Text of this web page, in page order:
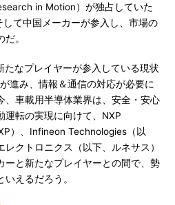
in Motion）が独占していた
て中国メーカーが参入し、市場の
。
なプレイヤーが参入している現状
進み、情報＆通信の対応が必要に
、車載用半導体業界は、安全・安心
運転の実現に向けて、NXP
）、Infineon Technologies（以
クトロニクス（以下、ルネサス）
ーと新たなプレイヤーとの間で、勢
えるだろう。